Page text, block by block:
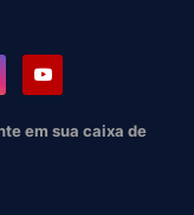
em sua caixa de